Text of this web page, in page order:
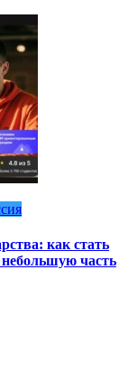
как стать
часть